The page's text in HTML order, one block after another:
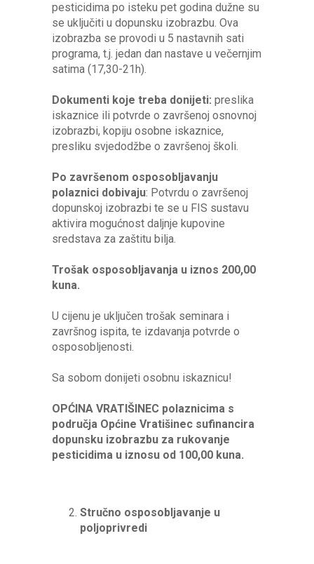
pesticidima po isteku pet godina dužne su
se uključiti u dopunsku izobrazbu. Ova
izobrazba se provodi u 5 nastavnih sati
programa, t.j. jedan dan nastave u večernjim
satima (17,30-21h).
Dokumenti koje treba donijeti: preslika
iskaznice ili potvrde o završenoj osnovnoj
izobrazbi, kopiju osobne iskaznice,
presliku svjedodžbe o završenoj školi.
Po završenom osposobljavanju
polaznici dobivaju: Potvrdu o završenoj
dopunskoj izobrazbi te se u FIS sustavu
aktivira mogućnost daljnje kupovine
sredstava za zaštitu bilja.
Trošak osposobljavanja u iznos 200,00
kuna.
U cijenu je uključen trošak seminara i
završnog ispita, te izdavanja potvrde o
osposobljenosti.
Sa sobom donijeti osobnu iskaznicu!
OPĆINA VRATIŠINEC polaznicima s
područja Općine Vratišinec sufinancira
dopunsku izobrazbu za rukovanje
pesticidima u iznosu od 100,00 kuna.
Stručno osposobljavanje u
poljoprivredi